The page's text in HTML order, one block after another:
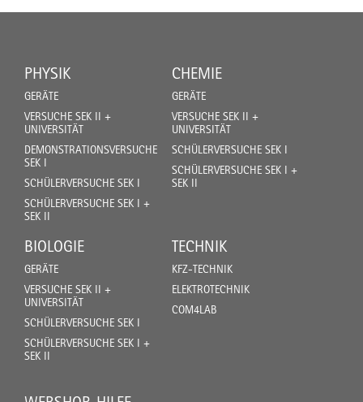
PHYSIK
GERÄTE
VERSUCHE SEK II +
UNIVERSITÄT
DEMONSTRATIONSVERSUCHE
SEK I
SCHÜLERVERSUCHE SEK I
SCHÜLERVERSUCHE SEK I +
SEK II
CHEMIE
GERÄTE
VERSUCHE SEK II +
UNIVERSITÄT
SCHÜLERVERSUCHE SEK I
SCHÜLERVERSUCHE SEK I +
SEK II
BIOLOGIE
GERÄTE
VERSUCHE SEK II +
UNIVERSITÄT
SCHÜLERVERSUCHE SEK I
SCHÜLERVERSUCHE SEK I +
SEK II
TECHNIK
KFZ-TECHNIK
ELEKTROTECHNIK
COM4LAB